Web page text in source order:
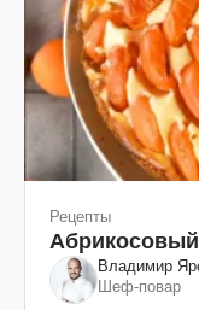
Рецепты
Владимир
Шеф-повар